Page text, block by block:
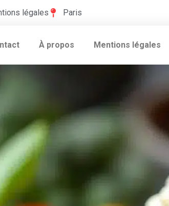
légales Paris
À propos Mentions légales